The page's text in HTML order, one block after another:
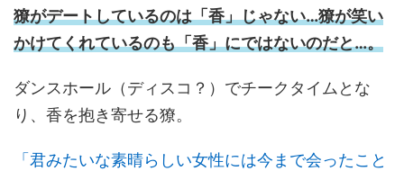
獠がデートしているのは「香」じゃない…獠が笑い
かけてくれているのも「香」にではないのだと…。
ダンスホール（ディスコ？）でチークタイムとな
り、香を抱き寄せる獠。
「君みたいな素晴らしい女性には今まで会ったこと